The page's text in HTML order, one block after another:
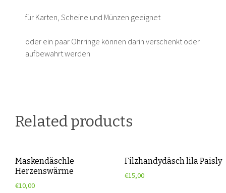
für Karten, Scheine und Münzen geeignet
oder ein paar Ohrringe können darin verschenkt oder
aufbewahrt werden
Related products
Maskendäschle
Herzenswärme
€10,00
Filzhandydäsch lila Paisly
€15,00